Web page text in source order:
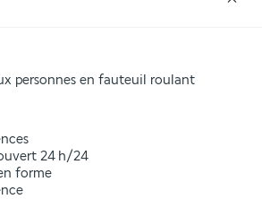
personnes en fauteuil roulant
24 h/24
forme